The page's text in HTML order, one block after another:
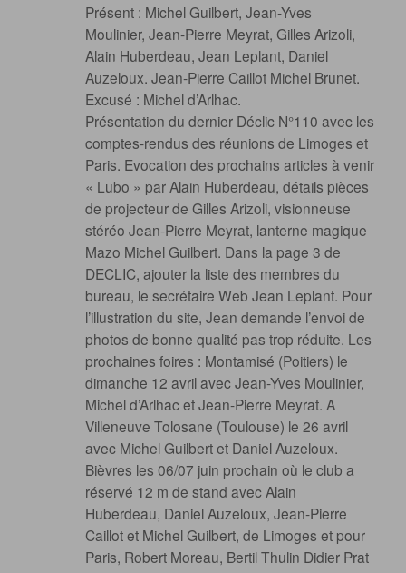
Présent : Michel Guilbert, Jean-Yves
Moulinier, Jean-Pierre Meyrat, Gilles Arizoli,
Alain Huberdeau, Jean Leplant, Daniel
Auzeloux. Jean-Pierre Caillot Michel Brunet.
Excusé : Michel d’Arlhac.
Présentation du dernier Déclic N°110 avec les
comptes-rendus des réunions de Limoges et
Paris. Evocation des prochains articles à venir
« Lubo » par Alain Huberdeau, détails pièces
de projecteur de Gilles Arizoli, visionneuse
stéréo Jean-Pierre Meyrat, lanterne magique
Mazo Michel Guilbert. Dans la page 3 de
DECLIC, ajouter la liste des membres du
bureau, le secrétaire Web Jean Leplant. Pour
l’illustration du site, Jean demande l’envoi de
photos de bonne qualité pas trop réduite. Les
prochaines foires : Montamisé (Poitiers) le
dimanche 12 avril avec Jean-Yves Moulinier,
Michel d’Arlhac et Jean-Pierre Meyrat. A
Villeneuve Tolosane (Toulouse) le 26 avril
avec Michel Guilbert et Daniel Auzeloux.
Bièvres les 06/07 juin prochain où le club a
réservé 12 m de stand avec Alain
Huberdeau, Daniel Auzeloux, Jean-Pierre
Caillot et Michel Guilbert, de Limoges et pour
Paris, Robert Moreau, Bertil Thulin Didier Prat